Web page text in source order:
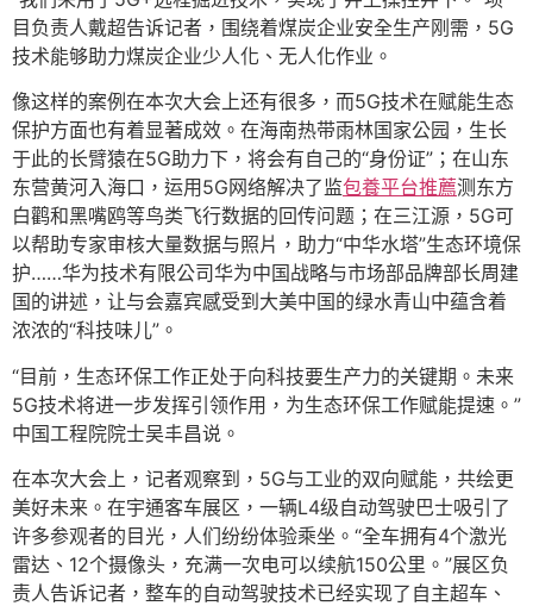
目负责人戴超告诉记者，围绕着煤炭企业安全生产刚需，5G
技术能够助力煤炭企业少人化、无人化作业。
像这样的案例在本次大会上还有很多，而5G技术在赋能生态
保护方面也有着显著成效。在海南热带雨林国家公园，生长
于此的长臂猿在5G助力下，将会有自己的“身份证”；在山东
东营黄河入海口，运用5G网络解决了监包養平台推薦测东方
白鹳和黑嘴鸥等鸟类飞行数据的回传问题；在三江源，5G可
以帮助专家审核大量数据与照片，助力“中华水塔”生态环境保
护……华为技术有限公司华为中国战略与市场部品牌部长周建
国的讲述，让与会嘉宾感受到大美中国的绿水青山中蕴含着
浓浓的“科技味儿”。
“目前，生态环保工作正处于向科技要生产力的关键期。未来
5G技术将进一步发挥引领作用，为生态环保工作赋能提速。”
中国工程院院士吴丰昌说。
在本次大会上，记者观察到，5G与工业的双向赋能，共绘更
美好未来。在宇通客车展区，一辆L4级自动驾驶巴士吸引了
许多参观者的目光，人们纷纷体验乘坐。“全车拥有4个激光
雷达、12个摄像头，充满一次电可以续航150公里。”展区负
责人告诉记者，整车的自动驾驶技术已经实现了自主超车、